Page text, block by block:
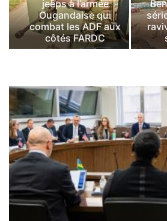
jeeps à l’armée
Ougandaise qui
combat les ADF aux
côtés FARDC